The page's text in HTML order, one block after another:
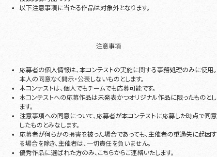
以下注意事項に当たる作品は対象外となります。
注意事項
応募者の個人情報は、本コンテストの実施に関する事務処理のみに使用。
本人の同意なく開示・公表しないものとします。
本コンテストは、個人でもチームでも応募可能です。
本コンテストへの応募作品は未発表かつオリジナル作品に限ったものとし
ます。
注意事項への同意について、応募者が本コンテストに応募した時点で同意
したものとみなします。
応募者が何らかの損害を被った場合であっても、主催者の重過失に起因す
る場合を除き、主催者は、一切責任を負いません。
優秀作品に選ばれた方のみ、こちらからご連絡いたします。